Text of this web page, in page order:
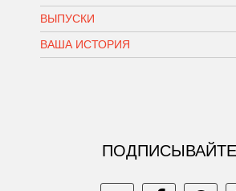
ВЫПУСКИ
ВАША ИСТОРИЯ